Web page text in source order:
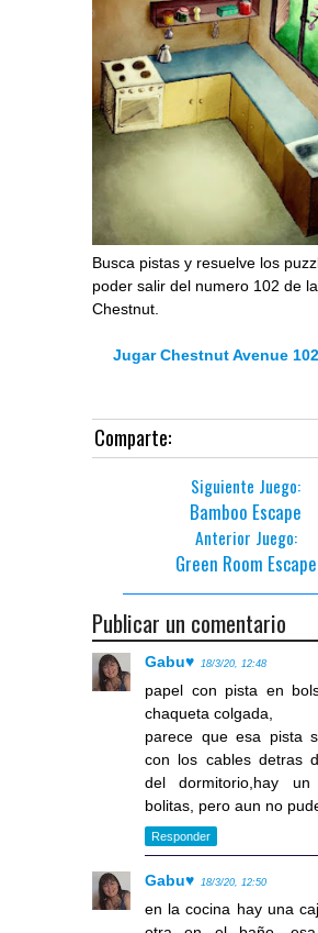
Busca pistas y resuelve los
poder salir del numero 102 de
Chestnut.
Jugar Chestnut Avenue
Comparte:
Siguiente Juego:
Bamboo Escape
Anterior Juego:
Green Room Escape
Publicar un comentario
Gabu♥ 18/3/20, 12:48
papel con pista en
chaqueta colgada,
parece que esa pista
con los cables detras
del dormitorio,hay
bolitas, pero aun no
Responder
Gabu♥ 18/3/20, 12:50
en la cocina hay una